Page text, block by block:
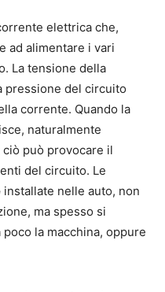
elettrica che,
ad alimentare i vari
La tensione della
pressione del circuito
corrente. Quando la
naturalmente
può provocare il
del circuito. Le
installate nelle auto, non
ma spesso si
la macchina, oppure